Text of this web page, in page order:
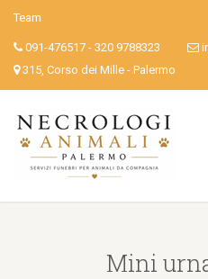
Team
091-476517 - 320 9788323
315, Corso dei Mille - Palermo
Mini